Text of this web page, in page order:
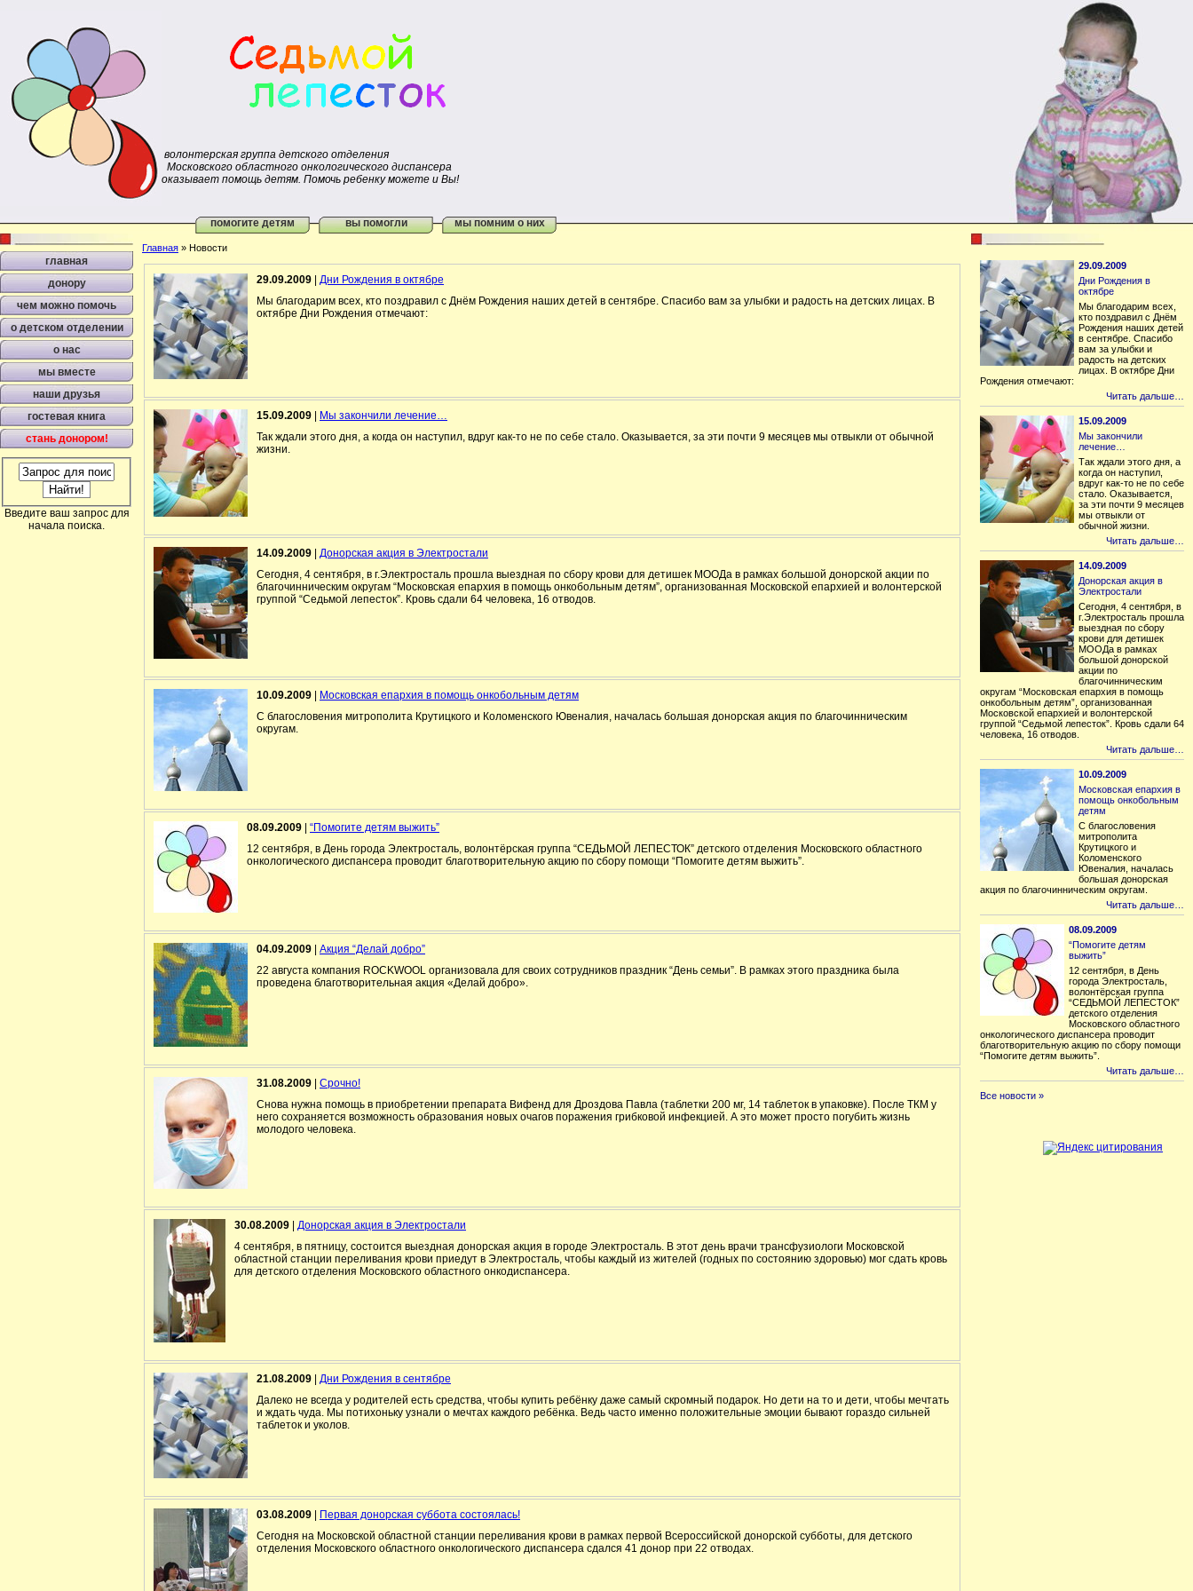
волонтерская группа детского отделения
Московского областного онкологического диспансера
оказывает помощь детям. Помочь ребенку можете и Вы!
помогите детям вы помогли мы помним о них
главная
донору
чем можно помочь
о детском отделении
о нас
мы вместе
наши друзья
гостевая книга
стань донором!
Введите ваш запрос для
начала поиска.
Главная » Новости
29.09.2009
Дни Рождения в октябре
Мы благодарим всех, кто поздравил с Днём Рождения наших детей в сентябре. Спасибо вам за улыбки и радость на детских лицах. В
октябре Дни Рождения отмечают:
15.09.2009
Мы закончили лечение…
Так ждали этого дня, а когда он наступил, вдруг как-то не по себе стало. Оказывается, за эти почти 9 месяцев мы отвыкли от обычной
жизни.
14.09.2009
Донорская акция в Электростали
Сегодня, 4 сентября, в г.Электросталь прошла выездная по сбору крови для детишек МООДа в рамках большой донорской акции по
благочинническим округам “Московская епархия в помощь онкобольным детям”, организованная Московской епархией и волонтерской
группой “Седьмой лепесток”. Кровь сдали 64 человека, 16 отводов.
10.09.2009
Московская епархия в помощь онкобольным детям
С благословения митрополита Крутицкого и Коломенского Ювеналия, началась большая донорская акция по благочинническим
округам.
08.09.2009
“Помогите детям выжить”
12 сентября, в День города Электросталь, волонтёрская группа “СЕДЬМОЙ ЛЕПЕСТОК” детского отделения Московского областного
онкологического диспансера проводит благотворительную акцию по сбору помощи “Помогите детям выжить”.
04.09.2009
Акция “Делай добро”
22 августа компания ROCKWOOL организовала для своих сотрудников праздник “День семьи”. В рамках этого праздника была
проведена благотворительная акция «Делай добро».
31.08.2009
Срочно!
Снова нужна помощь в приобретении препарата Вифенд для Дроздова Павла (таблетки 200 мг, 14 таблеток в упаковке). После ТКМ у
него сохраняется возможность образования новых очагов поражения грибковой инфекцией. А это может просто погубить жизнь
молодого человека.
30.08.2009
Донорская акция в Электростали
4 сентября, в пятницу, состоится выездная донорская акция в городе Электросталь. В этот день врачи трансфузиологи Московской
областной станции переливания крови приедут в Электросталь, чтобы каждый из жителей (годных по состоянию здоровью) мог сдать кровь
для детского отделения Московского областного онкодиспансера.
21.08.2009
Дни Рождения в сентябре
Далеко не всегда у родителей есть средства, чтобы купить ребёнку даже самый скромный подарок. Но дети на то и дети, чтобы мечтать
и ждать чуда. Мы потихоньку узнали о мечтах каждого ребёнка. Ведь часто именно положительные эмоции бывают гораздо сильней
таблеток и уколов.
03.08.2009
Первая донорская суббота состоялась!
Сегодня на Московской областной станции переливания крови в рамках первой Всероссийской донорской субботы, для детского
отделения Московского областного онкологического диспансера сдался 41 донор при 22 отводах.
29.09.2009
Дни Рождения в
октябре
Мы благодарим всех,
кто поздравил с Днём
Рождения наших детей
в сентябре. Спасибо
вам за улыбки и
радость на детских
лицах. В октябре Дни
Рождения отмечают:
Читать дальше…
15.09.2009
Мы закончили
лечение…
Так ждали этого дня, а
когда он наступил,
вдруг как-то не по себе
стало. Оказывается,
за эти почти 9 месяцев
мы отвыкли от
обычной жизни.
Читать дальше…
14.09.2009
Донорская акция в
Электростали
Сегодня, 4 сентября, в
г.Электросталь прошла
выездная по сбору
крови для детишек
МООДа в рамках
большой донорской
акции по
благочинническим
округам “Московская епархия в помощь
онкобольным детям”, организованная
Московской епархией и волонтерской
группой “Седьмой лепесток”. Кровь сдали 64
человека, 16 отводов.
Читать дальше…
10.09.2009
Московская епархия в
помощь онкобольным
детям
С благословения
митрополита
Крутицкого и
Коломенского
Ювеналия, началась
большая донорская
акция по благочинническим округам.
Читать дальше…
08.09.2009
“Помогите детям
выжить”
12 сентября, в День
города Электросталь,
волонтёрская группа
“СЕДЬМОЙ ЛЕПЕСТОК”
детского отделения
Московского областного
онкологического диспансера проводит
благотворительную акцию по сбору помощи
“Помогите детям выжить”.
Читать дальше…
Все новости »